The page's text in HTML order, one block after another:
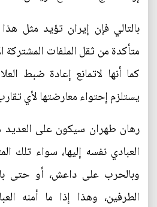
بالتالي فإن إيران تؤيد مثل هذا
متأكدة من ثقل الملفات المشتركة
كما أنها لاتمانع إعادة ضبط
يستلزم إحتواء معارضتها لأي
رهان طهران سيكون على العديد
العبادي نفسه إليها، سواء تلك
وبالحرب على داعش، أو حتى
الطرفين، وهذا إذا ما أمنه